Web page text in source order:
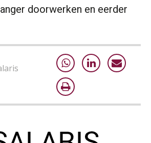
doorwerken en eerder